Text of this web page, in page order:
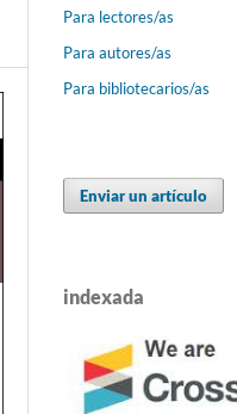
Para lectores/as
Para autores/as
Para bibliotecarios/as
Enviar un artículo
indexada